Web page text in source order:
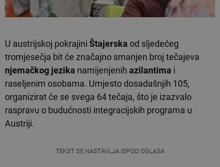
U austrijskoj pokrajini Štajerska od sljedećeg
tromjesečja bit će značajno smanjen broj tečajeva
njemačkog jezika namijenjenih azilantima i
raseljenim osobama. Umjesto dosadašnjih 105,
organizirat će se svega 64 tečaja, što je izazvalo
raspravu o budućnosti integracijskih programa u
Austriji.
TEKST SE NASTAVLJA ISPOD OGLASA